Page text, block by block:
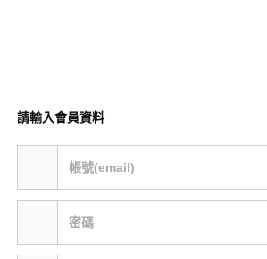
請輸入會員資料
帳號(email)
密碼